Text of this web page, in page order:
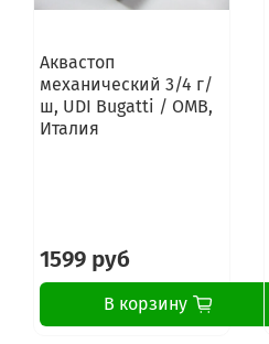
Аквастоп
механический 3/4 г/
ш, UDI Bugatti / OMB,
Италия
1599 руб
В корзину